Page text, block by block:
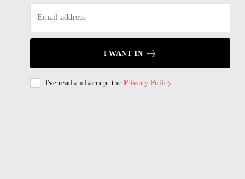
I WANT IN
I've read and accept the Privacy Policy.